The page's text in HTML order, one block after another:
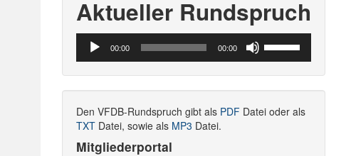
Aktueller Rundspruch
Audio-
Player
00:00 00:00
Hoch/Runter
Lautstärke
Den VFDB-Rundspruch gibt als PDF Datei oder als
TXT Datei, sowie als MP3 Datei.
Mitgliederportal